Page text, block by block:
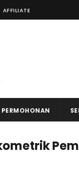
AFFILIATE
PERMOHONAN